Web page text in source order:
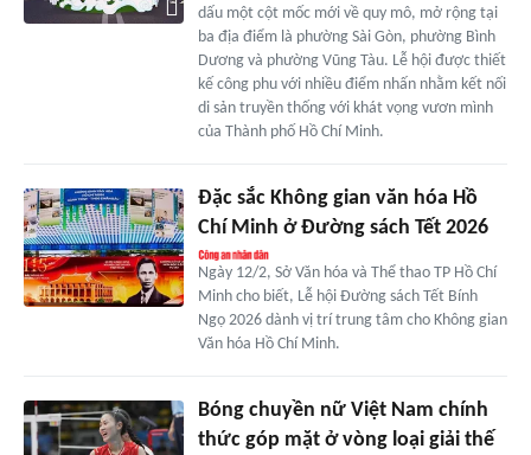
dấu một cột mốc mới về quy mô, mở rộng tại
ba địa điểm là phường Sài Gòn, phường Bình
Dương và phường Vũng Tàu. Lễ hội được thiết
kế công phu với nhiều điểm nhấn nhằm kết nối
di sản truyền thống với khát vọng vươn mình
của Thành phố Hồ Chí Minh.
Đặc sắc Không gian văn hóa Hồ
Chí Minh ở Đường sách Tết 2026
Ngày 12/2, Sở Văn hóa và Thể thao TP Hồ Chí
Minh cho biết, Lễ hội Đường sách Tết Bính
Ngọ 2026 dành vị trí trung tâm cho Không gian
Văn hóa Hồ Chí Minh.
Bóng chuyền nữ Việt Nam chính
thức góp mặt ở vòng loại giải thế